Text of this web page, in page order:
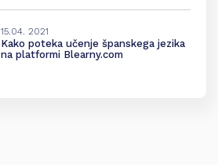
15.04. 2021
Kako poteka učenje španskega jezika
na platformi Blearny.com